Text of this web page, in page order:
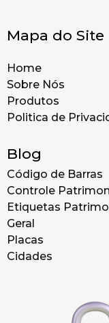
Mapa do Site
Home
Sobre Nós
Produtos
Politica de
Blog
Código de Barras
Controle
Etiquetas
Geral
Placas
Cidades